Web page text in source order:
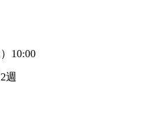
10:00
週